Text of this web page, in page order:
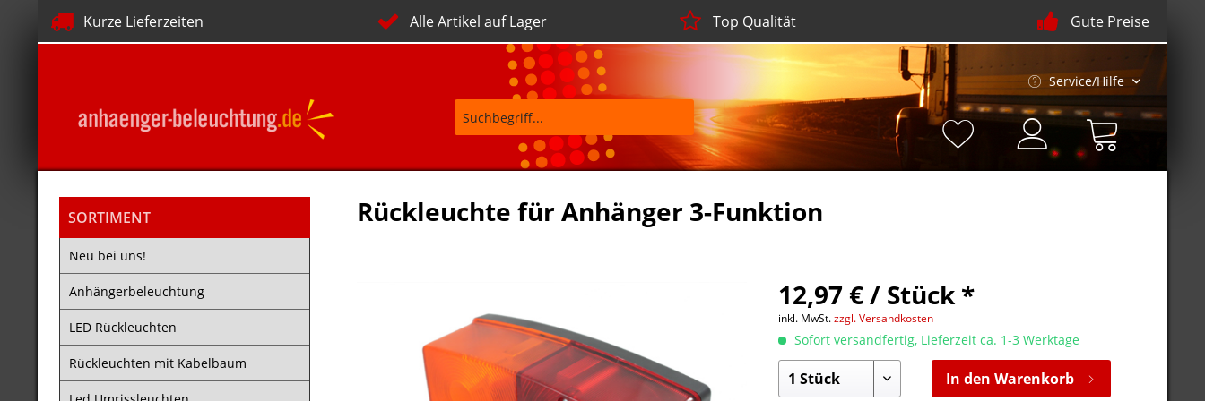
Kurze Lieferzeiten Alle Artikel auf Lager Top Qualität Gute Preise
Service/Hilfe
SORTIMENT
Neu bei uns!
Anhängerbeleuchtung
LED Rückleuchten
Rückleuchten mit Kabelbaum
Rückleuchte für Anhänger 3-Funktion
12,97 € / Stück *
inkl. MwSt.zzgl. Versandkosten
Sofort versandfertig, Lieferzeit ca. 1-3 Werktage
In den Warenkorb